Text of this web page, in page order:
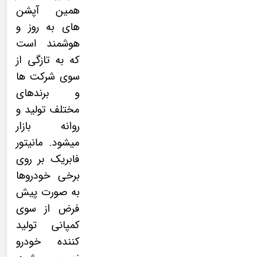
همین آپشن
های به روز و
هوشمند است
که به تازگی از
سوی شرکت ها
و برندهای
مختلف تولید و
روانه بازار
میشود. مانیتور
فابریک بر روی
برخی خودروها
به صورت پیش
فرض از سوی
کمپانی تولید
کننده خودرو